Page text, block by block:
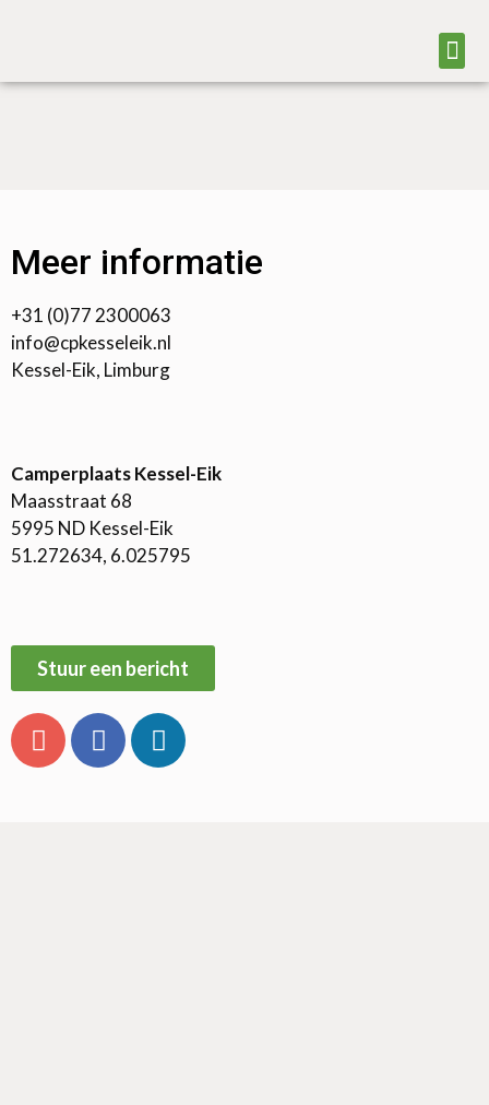
Meer informatie
+31 (0)77 2300063
info@cpkesseleik.nl
Kessel-Eik, Limburg
Camperplaats Kessel-Eik
Maasstraat 68
5995 ND Kessel-Eik
51.272634, 6.025795
Stuur een bericht